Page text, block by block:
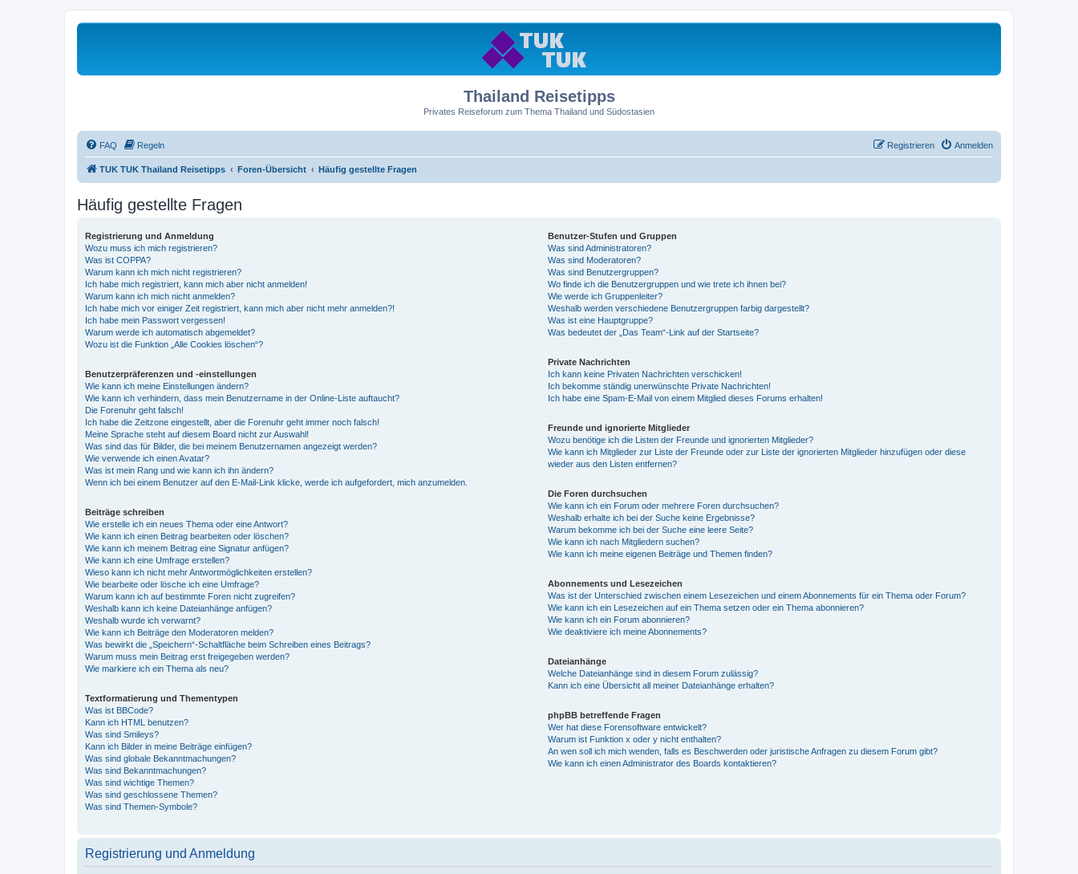
Thailand Reisetipps
Privates Reiseforum zum Thema Thailand und Südostasien
FAQ Regeln Anmelden
Registrieren
TUK TUK Thailand Reisetipps Foren-Übersicht Häufig gestellte Fragen
Häufig gestellte Fragen
Registrierung und Anmeldung
Wozu muss ich mich registrieren?
Was ist COPPA?
Warum kann ich mich nicht registrieren?
Ich habe mich registriert, kann mich aber nicht anmelden!
Warum kann ich mich nicht anmelden?
Ich habe mich vor einiger Zeit registriert, kann mich aber nicht mehr anmelden?!
Ich habe mein Passwort vergessen!
Warum werde ich automatisch abgemeldet?
Wozu ist die Funktion „Alle Cookies löschen“?
Benutzerpräferenzen und -einstellungen
Wie kann ich meine Einstellungen ändern?
Wie kann ich verhindern, dass mein Benutzername in der Online-Liste auftaucht?
Die Forenuhr geht falsch!
Ich habe die Zeitzone eingestellt, aber die Forenuhr geht immer noch falsch!
Meine Sprache steht auf diesem Board nicht zur Auswahl!
Was sind das für Bilder, die bei meinem Benutzernamen angezeigt werden?
Wie verwende ich einen Avatar?
Was ist mein Rang und wie kann ich ihn ändern?
Wenn ich bei einem Benutzer auf den E-Mail-Link klicke, werde ich aufgefordert, mich anzumelden.
Beiträge schreiben
Wie erstelle ich ein neues Thema oder eine Antwort?
Wie kann ich einen Beitrag bearbeiten oder löschen?
Wie kann ich meinem Beitrag eine Signatur anfügen?
Wie kann ich eine Umfrage erstellen?
Wieso kann ich nicht mehr Antwortmöglichkeiten erstellen?
Wie bearbeite oder lösche ich eine Umfrage?
Warum kann ich auf bestimmte Foren nicht zugreifen?
Weshalb kann ich keine Dateianhänge anfügen?
Weshalb wurde ich verwarnt?
Wie kann ich Beiträge den Moderatoren melden?
Was bewirkt die „Speichern“-Schaltfläche beim Schreiben eines Beitrags?
Warum muss mein Beitrag erst freigegeben werden?
Wie markiere ich ein Thema als neu?
Textformatierung und Thementypen
Was ist BBCode?
Kann ich HTML benutzen?
Was sind Smileys?
Kann ich Bilder in meine Beiträge einfügen?
Was sind globale Bekanntmachungen?
Was sind Bekanntmachungen?
Was sind wichtige Themen?
Was sind geschlossene Themen?
Was sind Themen-Symbole?
Benutzer-Stufen und Gruppen
Was sind Administratoren?
Was sind Moderatoren?
Was sind Benutzergruppen?
Wo finde ich die Benutzergruppen und wie trete ich ihnen bei?
Wie werde ich Gruppenleiter?
Weshalb werden verschiedene Benutzergruppen farbig dargestellt?
Was ist eine Hauptgruppe?
Was bedeutet der „Das Team“-Link auf der Startseite?
Private Nachrichten
Ich kann keine Privaten Nachrichten verschicken!
Ich bekomme ständig unerwünschte Private Nachrichten!
Ich habe eine Spam-E-Mail von einem Mitglied dieses Forums erhalten!
Freunde und ignorierte Mitglieder
Wozu benötige ich die Listen der Freunde und ignorierten Mitglieder?
Wie kann ich Mitglieder zur Liste der Freunde oder zur Liste der ignorierten Mitglieder hinzufügen oder diese
wieder aus den Listen entfernen?
Die Foren durchsuchen
Wie kann ich ein Forum oder mehrere Foren durchsuchen?
Weshalb erhalte ich bei der Suche keine Ergebnisse?
Warum bekomme ich bei der Suche eine leere Seite?
Wie kann ich nach Mitgliedern suchen?
Wie kann ich meine eigenen Beiträge und Themen finden?
Abonnements und Lesezeichen
Was ist der Unterschied zwischen einem Lesezeichen und einem Abonnements für ein Thema oder Forum?
Wie kann ich ein Lesezeichen auf ein Thema setzen oder ein Thema abonnieren?
Wie kann ich ein Forum abonnieren?
Wie deaktiviere ich meine Abonnements?
Dateianhänge
Welche Dateianhänge sind in diesem Forum zulässig?
Kann ich eine Übersicht all meiner Dateianhänge erhalten?
phpBB betreffende Fragen
Wer hat diese Forensoftware entwickelt?
Warum ist Funktion x oder y nicht enthalten?
An wen soll ich mich wenden, falls es Beschwerden oder juristische Anfragen zu diesem Forum gibt?
Wie kann ich einen Administrator des Boards kontaktieren?
Registrierung und Anmeldung